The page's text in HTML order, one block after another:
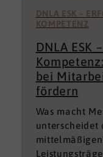
DNLA ESK –
KOMPETENZ
DNLA ESK
bei
fördern
Was macht
unterscheidet